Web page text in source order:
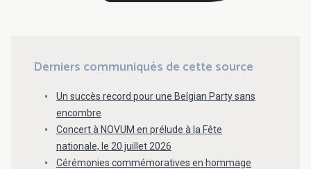
Derniers communiqués de cette source
Un succès record pour une Belgian Party sans
encombre
Concert à NOVUM en prélude à la Fête
nationale, le 20 juillet 2026
Cérémonies commémoratives en hommage